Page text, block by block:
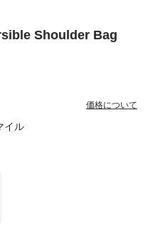
イル
Shoulder Bag
価格について